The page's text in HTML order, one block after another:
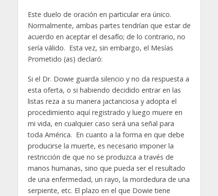
Este duelo de oración en particular era único.
Normalmente, ambas partes tendrían que estar de
acuerdo en aceptar el desafío; de lo contrario, no
sería válido. Esta vez, sin embargo, el Mesías
Prometido (as) declaró:
Si el Dr. Dowie guarda silencio y no da respuesta a
esta oferta, o si habiendo decidido entrar en las
listas reza a su manera jactanciosa y adopta el
procedimiento aquí registrado y luego muere en
mi vida, en cualquier caso será una señal para
toda América. En cuanto a la forma en que debe
producirse la muerte, es necesario imponer la
restricción de que no se produzca a través de
manos humanas, sino que pueda ser el resultado
de una enfermedad, un rayo, la mordedura de una
serpiente, etc. El plazo en el que Dowie tiene